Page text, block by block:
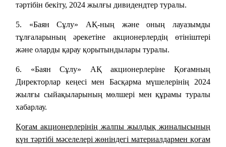
тәртібін бекіту, 2024 жылғы дивидендтер туралы.
5. «Баян Сұлу» АҚ-ның және оның лауазымды
тұлғаларының әрекетіне акционерлердің өтініштері
және оларды қарау қорытындылары туралы.
6. «Баян Сұлу» АҚ акционерлеріне Қоғамның
Директорлар кеңесі мен Басқарма мүшелерінің 2024
жылғы сыйақыларының мөлшері мен құрамы туралы
хабарлау.
Қоғам акционерлерінің жалпы жылдық жиналысының
күн тәртібі мәселелері жөніндегі материалдармен қоғам